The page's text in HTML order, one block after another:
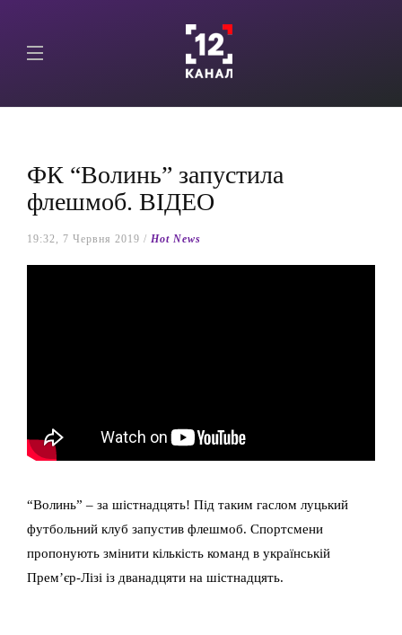
ФК “Волинь” запустила
флешмоб. ВІДЕО
19:32, 7 Червня 2019 / Hot News
“Волинь” – за шістнадцять! Під таким гаслом луцький
футбольний клуб запустив флешмоб. Спортсмени
пропонують змінити кількість команд в українській
Прем’єр-Лізі із дванадцяти на шістнадцять.